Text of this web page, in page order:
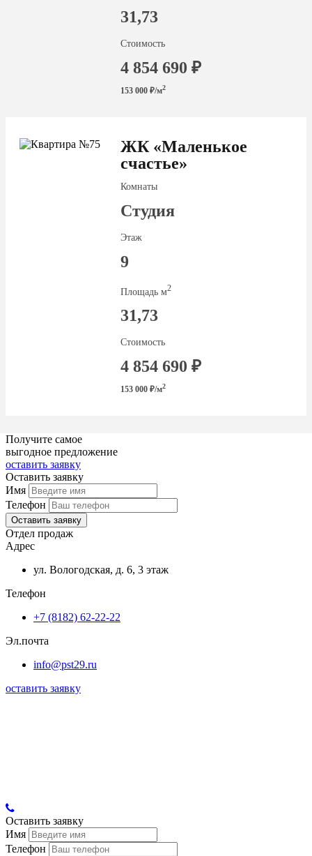
31,73
Стоимость
4 854 690 ₽
153 000 ₽/м2
ЖК «Маленькое
счастье»
Комнаты
Студия
Этаж
9
Площадь м2
31,73
Стоимость
4 854 690 ₽
153 000 ₽/м2
Получите самое
выгодное предложение
оставить заявку
Оставить заявку
Имя
Телефон
Оставить заявку
Отдел продаж
Адрес
ул. Вологодская, д. 6, 3 этаж
Телефон
+7 (8182) 62-22-22
Эл.почта
info@pst29.ru
оставить заявку
Оставить заявку
Имя
Телефон